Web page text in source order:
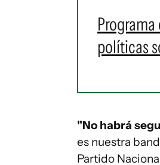
políticas
"No habrá
es nuestra
Partido